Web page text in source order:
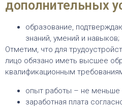
дополнительных
образование,
знаний, умений и навыков;
Отметим, что для
лицо обязано иметь высшее
квалификационным
опыт работы – не меньше
заработная плата